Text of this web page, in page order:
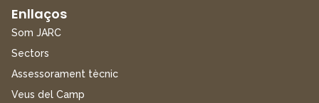
Enllaços
Som JARC
Sectors
Assessorament tècnic
Veus del Camp